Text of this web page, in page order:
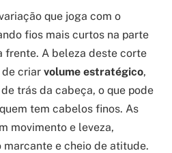
que joga com o
fios mais curtos na parte
frente. A beleza deste corte
de criar volume estratégico,
trás da cabeça, o que pode
tem cabelos finos. As
movimento e leveza,
e cheio de atitude.